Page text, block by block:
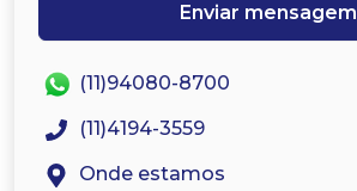
Enviar mensagem
(11)94080-8700
(11)4194-3559
Onde estamos